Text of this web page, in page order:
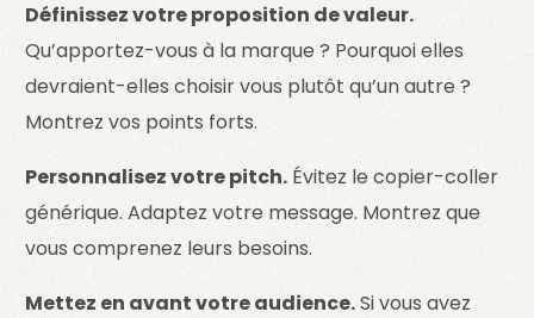
Définissez votre proposition de valeur.
Qu’apportez-vous à la marque ? Pourquoi elles
devraient-elles choisir vous plutôt qu’un autre ?
Montrez vos points forts.
Personnalisez votre pitch. Évitez le copier-coller
générique. Adaptez votre message. Montrez que
vous comprenez leurs besoins.
Mettez en avant votre audience.Si vous avez